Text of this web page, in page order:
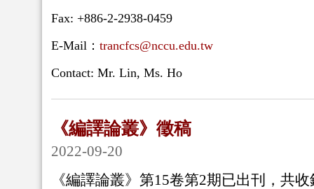
Fax: +886-2-2938-0459
E-Mail： trancfcs@nccu.edu.tw
Contact: Mr. Lin, Ms. Ho
《編譯論叢》徵稿
2022-09-20
《編譯論叢》第15卷第2期已出刊，共收